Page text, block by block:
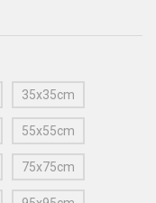
35x35cm
55x55cm
75x75cm